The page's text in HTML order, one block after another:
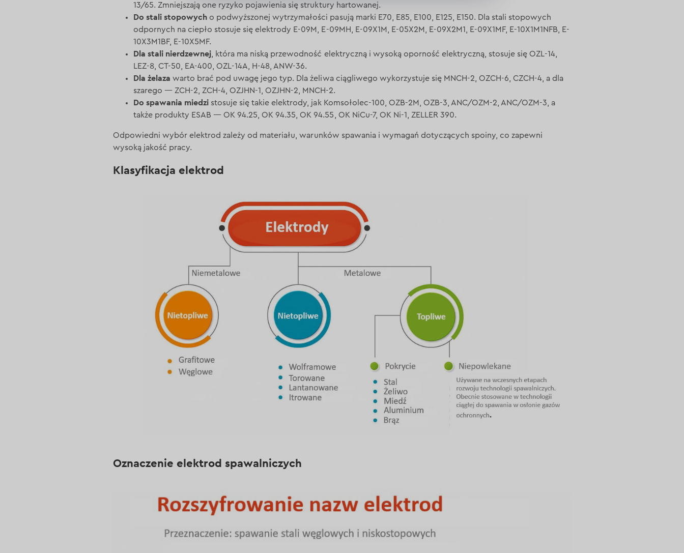
13/65. Zmniejszają one ryzyko pojawienia się struktury hartowanej.
Do stali stopowych o podwyższonej wytrzymałości pasują marki E70, E85, E100, E125, E150. Dla stali stopowych
odpornych na ciepło stosuje się elektrody E-09M, E-09MH, E-09X1M, E-05X2M, E-09X2M1, E-09X1MF, E-10X1M1NFB, E-
10X3M1BF, E-10X5MF.
Dla stali nierdzewnej , która ma niską przewodność elektryczną i wysoką oporność elektryczną, stosuje się OZL-14,
LEZ-8, CT-50, EA-400, OZL-14A, H-48, ANW-36.
Dla żelaza warto brać pod uwagę jego typ. Dla żeliwa ciągliwego wykorzystuje się MNCH-2, OZCH-6, CZCH-4, a dla
szarego — ZCH-2, ZCH-4, OZJHN-1, OZJHN-2, MNCH-2.
Do spawania miedzi stosuje się takie elektrody, jak Komsołolec-100, OZB-2M, OZB-3, ANC/OZM-2, ANC/OZM-3, a
także produkty ESAB — OK 94.25, OK 94.35, OK 94.55, OK NiCu-7, OK Ni-1, ZELLER 390.
Odpowiedni wybór elektrod zależy od materiału, warunków spawania i wymagań dotyczących spoiny, co zapewni
wysoką jakość pracy.
Klasyfikacja elektrod
Oznaczenie elektrod spawalniczych